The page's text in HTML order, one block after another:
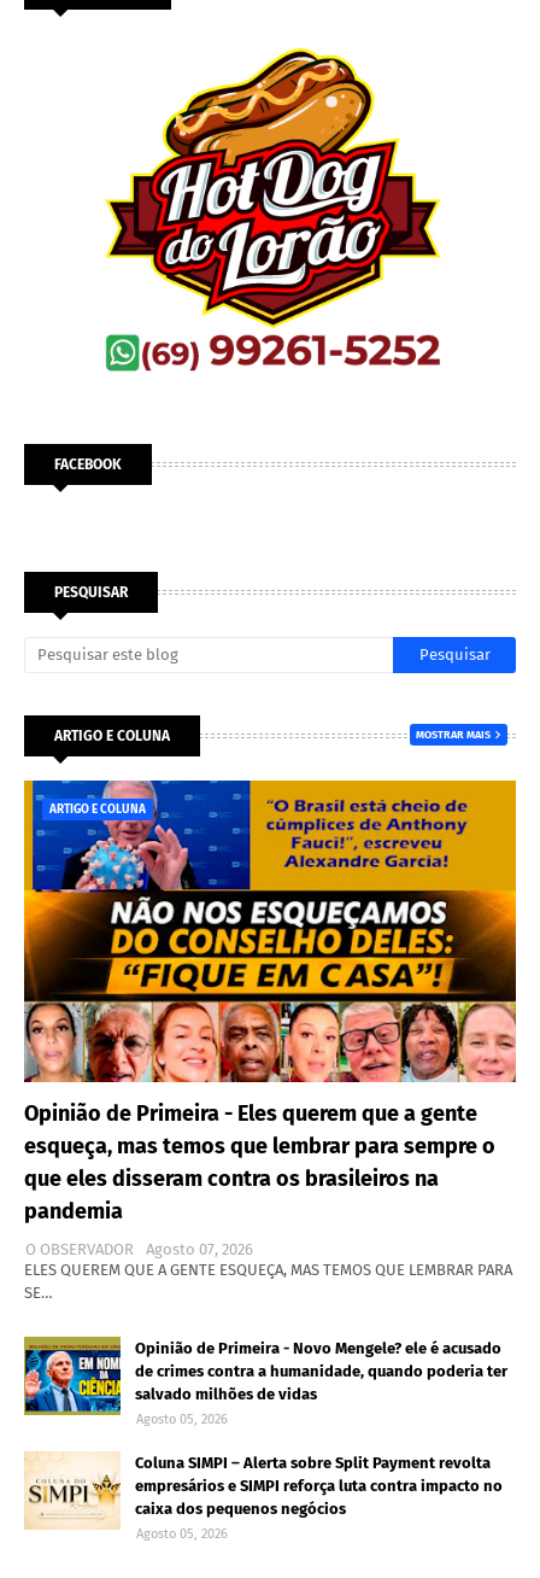
FACEBOOK
PESQUISAR
ARTIGO E COLUNA MOSTRAR MAIS
ARTIGO E COLUNA
Opinião de Primeira - Eles querem que a gente
esqueça, mas temos que lembrar para sempre o
que eles disseram contra os brasileiros na
pandemia
O OBSERVADOR
Agosto 07, 2026
ELES QUEREM QUE A GENTE ESQUEÇA, MAS TEMOS QUE LEMBRAR PARA
SE…
Opinião de Primeira - Novo Mengele? ele é acusado
de crimes contra a humanidade, quando poderia ter
salvado milhões de vidas
Agosto 05, 2026
Coluna SIMPI – Alerta sobre Split Payment revolta
empresários e SIMPI reforça luta contra impacto no
caixa dos pequenos negócios
Agosto 05, 2026